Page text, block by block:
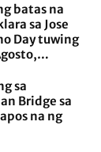
batas na
sa Jose
Day tuwing
sa
Bridge sa
na ng